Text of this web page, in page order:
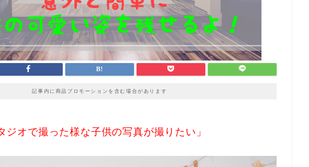
記事内に商品プロモーションを含む場合があります
ジオで撮った様な子供の写真が撮りたい」